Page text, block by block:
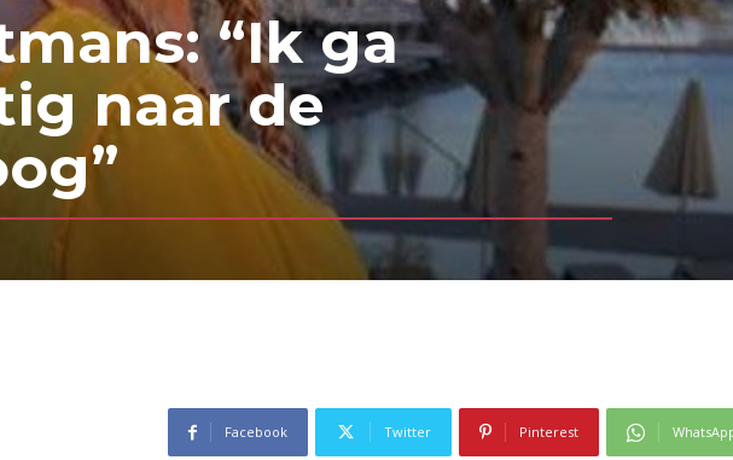
“Ik ga
naar de
Facebook Twitter Pinterest